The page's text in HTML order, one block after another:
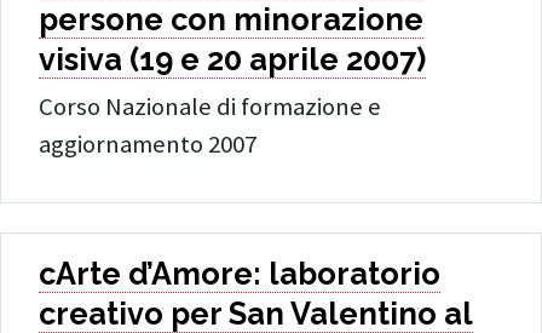
persone con minorazione
visiva (19 e 20 aprile 2007)
Corso Nazionale di formazione e
aggiornamento 2007
cArte d’Amore: laboratorio
creativo per San Valentino al